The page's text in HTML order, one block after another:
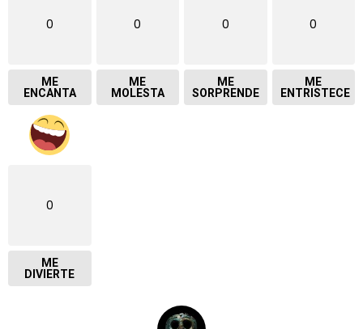
0
ME
ENCANTA
0
ME
MOLESTA
0
ME
SORPRENDE
0
ME
ENTRISTECE
0
ME
DIVIERTE